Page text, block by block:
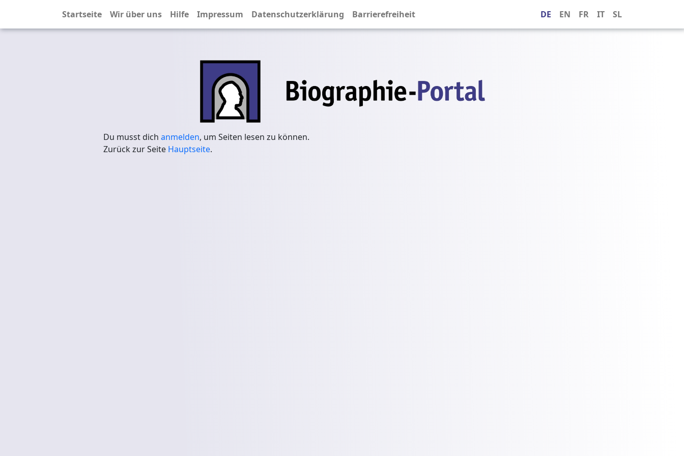
Startseite Wir über uns Hilfe Impressum Datenschutzerklärung Barrierefreiheit DE EN FR IT SL
Du musst dich anmelden, um Seiten lesen zu können.
Zurück zur Seite Hauptseite.